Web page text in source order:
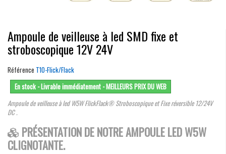
Ampoule de veilleuse à led SMD fixe et
stroboscopique 12V 24V
Référence T10-Flick/Flack
En stock - Livrable immédiatement - MEILLEURS PRIX DU WEB
Ampoule de veilleuse à led W5W FlickFlack® Stroboscopique et Fixe réversible 12/24V
DC .
PRÉSENTATION DE NOTRE AMPOULE LED W5W
CLIGNOTANTE.